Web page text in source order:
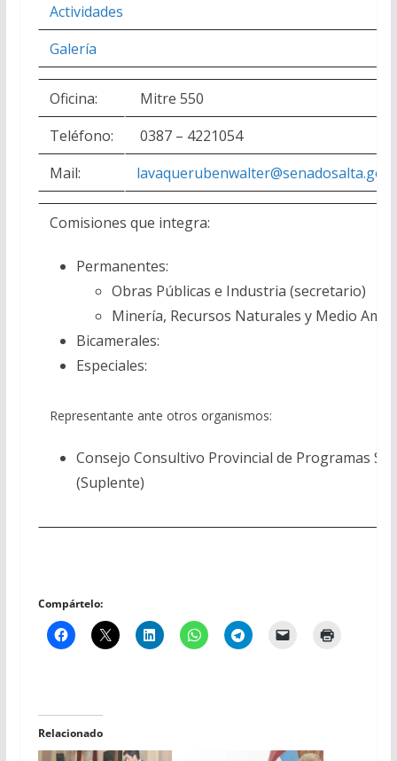
Actividades
Galería
Oficina:
Mitre 550
Teléfono:
0387 – 4221054
Mail:
Comisiones que integra:
Permanentes:
Obras Públicas e Industria (secretario)
Minería, Recursos Naturales y Medio
Bicamerales:
Especiales:
Representante ante otros organismos:
Consejo Consultivo Provincial de Programas
(Suplente)
Compártelo:
Relacionado